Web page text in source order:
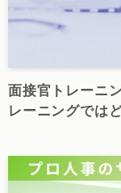
面接官トレーニ
レーニングでは